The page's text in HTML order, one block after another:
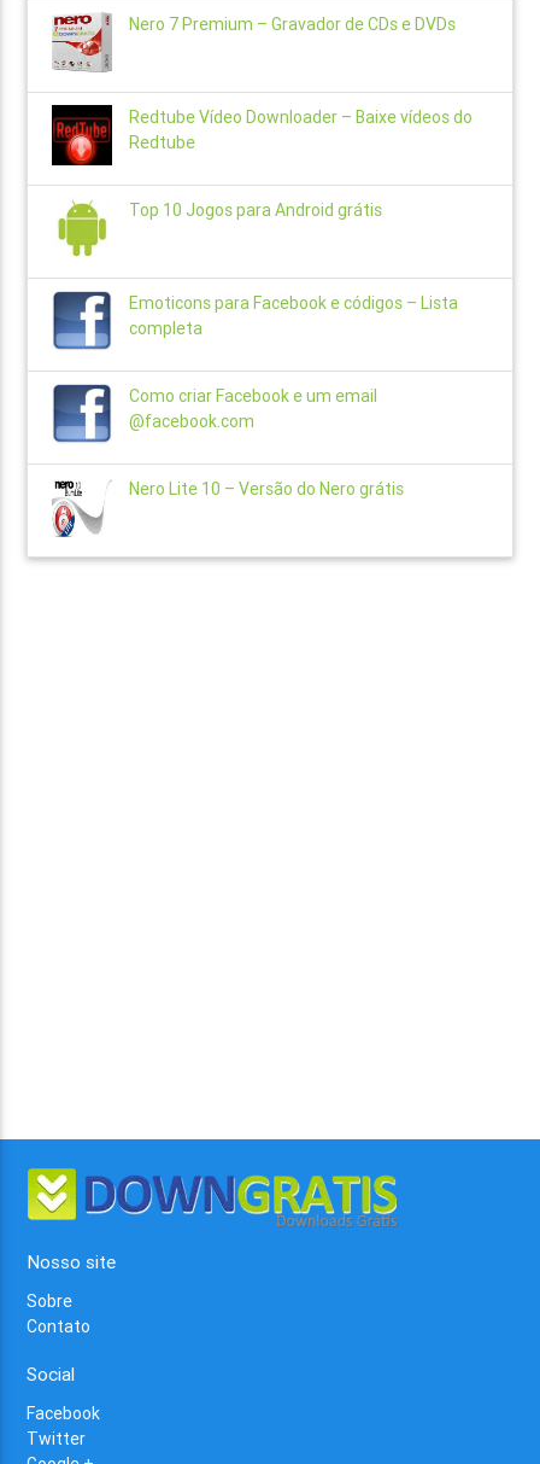
Nero 7 Premium – Gravador de CDs e DVDs
Redtube Vídeo Downloader – Baixe vídeos do
Redtube
Top 10 Jogos para Android grátis
Emoticons para Facebook e códigos – Lista
completa
Como criar Facebook e um email
@facebook.com
Nero Lite 10 – Versão do Nero grátis
Nosso site
Sobre
Contato
Social
Facebook
Twitter